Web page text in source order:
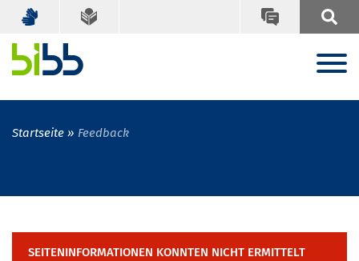
Startseite Feedback
SEITENINFORMATIONEN KONNTEN NICHT ERMITTELT